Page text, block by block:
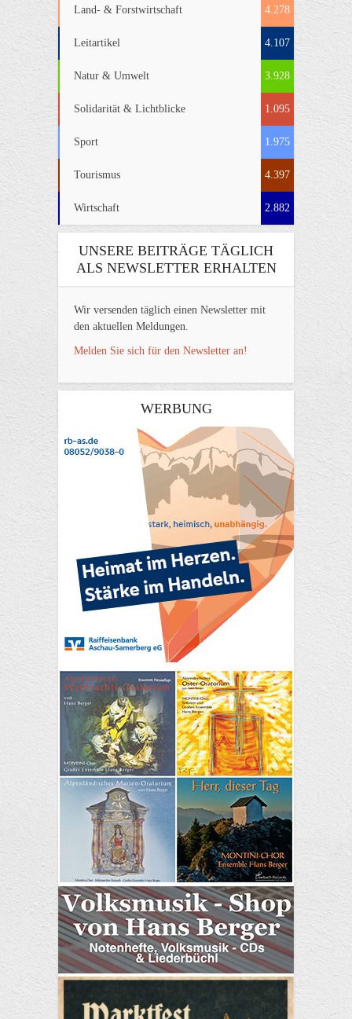
Land- & Forstwirtschaft 4.278
Leitartikel 4.107
Natur & Umwelt 3.928
Solidarität & Lichtblicke 1.095
Sport 1.975
Tourismus 4.397
Wirtschaft 2.882
UNSERE BEITRÄGE TÄGLICH
ALS NEWSLETTER ERHALTEN
Wir versenden täglich einen Newsletter mit
den aktuellen Meldungen.
Melden Sie sich für den Newsletter an!
WERBUNG